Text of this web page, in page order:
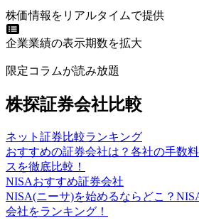
株価情報をリアルタイムで提供
企業業績の表示期数を拡大
限定コラムが読み放題
株探証券会社比較
ネット証券比較ランキング
おすすめの証券会社は？各社の手数
スを徹底比較！
NISAおすすめ証券会社
NISA(ニーサ)を始めるならどこ？
会社をランキング！